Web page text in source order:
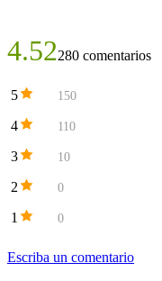
4.52280 comentarios
5 150
4 110
3 10
2 0
1 0
Escriba un comentario